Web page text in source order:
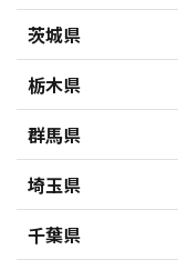
茨城県
栃木県
群馬県
埼玉県
千葉県